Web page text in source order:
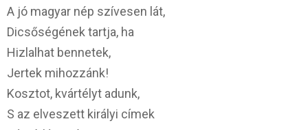
A jó magyar nép szívesen lát,
Dicsőségének tartja, ha
Hizlalhat bennetek,
Jertek mihozzánk!
Kosztot, kvártélyt adunk,
S az elveszett királyi címek